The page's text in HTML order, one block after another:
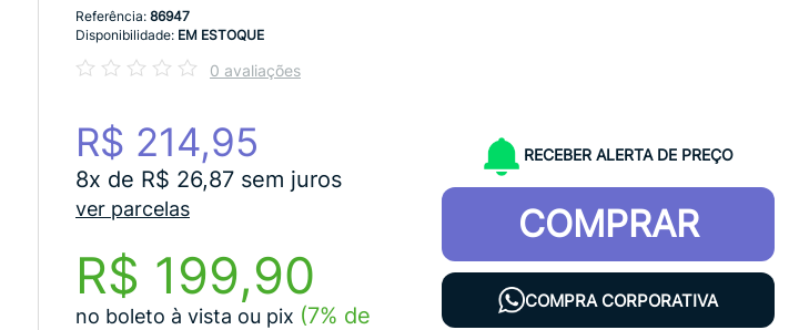
Referência: 86947
Disponibilidade: EM ESTOQUE
0 avaliações
R$ 214,95
8x de R$ 26,87 sem juros
ver parcelas
R$ 199,90
no boleto à vista ou pix (7% de
RECEBER ALERTA DE PREÇO
COMPRAR
COMPRA CORPORATIVA